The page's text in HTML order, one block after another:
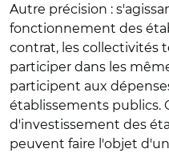
Autre précision :
fonctionnement des
contrat, les collectivités
participer dans les
participent aux
établissements publics.
d'investissement des
peuvent faire l'objet